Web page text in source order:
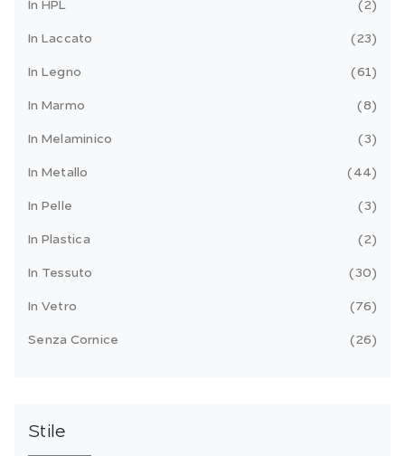
In HPL 2
In Laccato 23
In Legno 61
In Marmo 8
In Melaminico 3
In Metallo 44
In Pelle 3
In Plastica 2
In Tessuto 30
In Vetro 76
Senza Cornice 26
Stile